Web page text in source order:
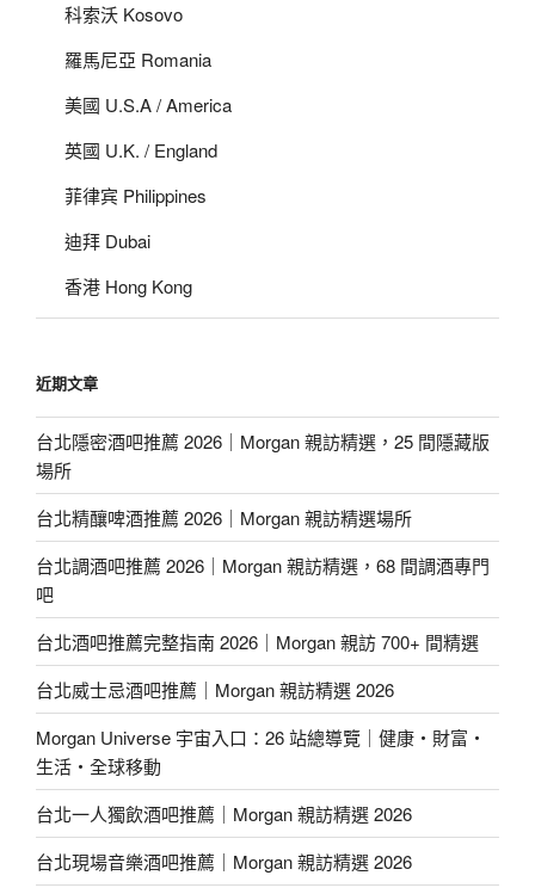
科索沃 Kosovo
羅馬尼亞 Romania
美國 U.S.A / America
英國 U.K. / England
菲律宾 Philippines
迪拜 Dubai
香港 Hong Kong
近期文章
台北隱密酒吧推薦 2026｜Morgan 親訪精選，25 間隱藏版
場所
台北精釀啤酒推薦 2026｜Morgan 親訪精選場所
台北調酒吧推薦 2026｜Morgan 親訪精選，68 間調酒專門
吧
台北酒吧推薦完整指南 2026｜Morgan 親訪 700+ 間精選
台北威士忌酒吧推薦｜Morgan 親訪精選 2026
Morgan Universe 宇宙入口：26 站總導覽｜健康・財富・
生活・全球移動
台北一人獨飲酒吧推薦｜Morgan 親訪精選 2026
台北現場音樂酒吧推薦｜Morgan 親訪精選 2026